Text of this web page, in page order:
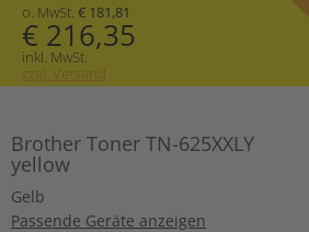
o. MwSt. € 181,81
€ 216,35
inkl. MwSt.
zzgl. Versand
Brother Toner TN-625XXLY
yellow
Gelb
Passende Geräte anzeigen